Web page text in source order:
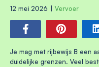
12 mei 2026 Vervoer
Je mag met rijbewijs B een
duidelijke grenzen. Veel